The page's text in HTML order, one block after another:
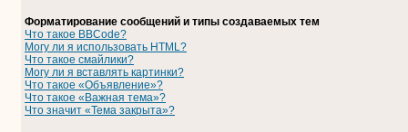
Форматирование сообщений и типы создаваемых тем
Что такое BBCode?
Могу ли я использовать HTML?
Что такое смайлики?
Могу ли я вставлять картинки?
Что такое «Объявление»?
Что такое «Важная тема»?
Что значит «Тема закрыта»?